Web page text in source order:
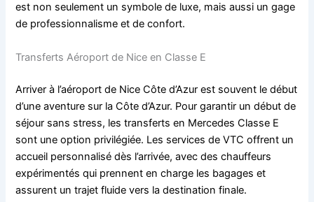
est non seulement un symbole de luxe, mais aussi un gage
de professionnalisme et de confort.
Transferts Aéroport de Nice en Classe E
Arriver à l’aéroport de Nice Côte d’Azur est souvent le début
d’une aventure sur la Côte d’Azur. Pour garantir un début de
séjour sans stress, les transferts en Mercedes Classe E
sont une option privilégiée. Les services de VTC offrent un
accueil personnalisé dès l’arrivée, avec des chauffeurs
expérimentés qui prennent en charge les bagages et
assurent un trajet fluide vers la destination finale.